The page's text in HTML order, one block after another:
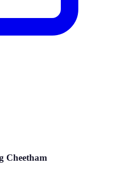
Cheetham